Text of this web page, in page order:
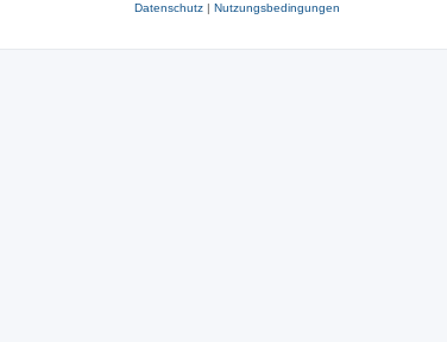
Datenschutz| Nutzungsbedingungen